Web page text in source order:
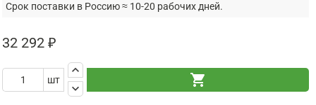
Срок поставки в Россию ≈ 10-20 рабочих дней.
32 292 ₽
шт
keyboard_arrow_up
keyboard_arrow_down
shopping_cart